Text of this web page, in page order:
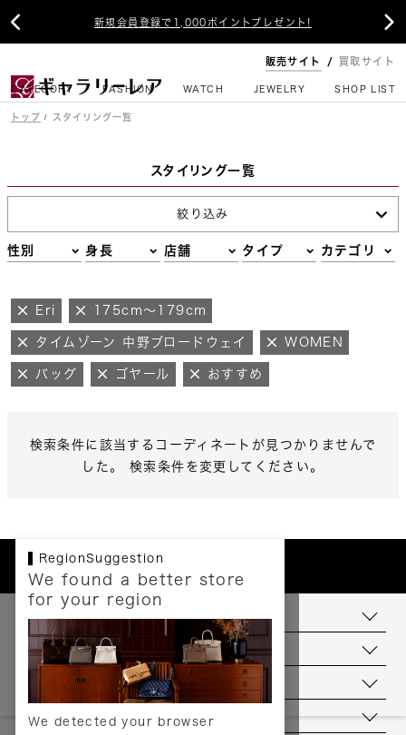
新規会員登録で1,000ポイントプレゼント!
 
販売サイト 買取サイト
CATEGORY FASHION WATCH JEWELRY SHOP LIST
トップ スタイリング一覧
スタイリング一覧
絞り込み
性別 身長 店舗 タイプ カテゴリ
Eri 175cm～179cm
タイムゾーン 中野ブロードウェイ WOMEN
バッグ ゴヤール おすすめ
検索条件に該当するコーディネートが見つかりませんで
した。 検索条件を変更してください。
RegionSuggestion
We found a better store
for your region
We detected your browser
お支払いについて
配送について
送料について
返品について